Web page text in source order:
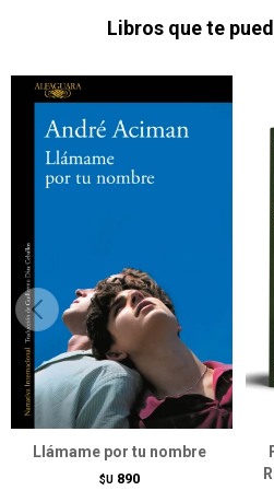
Libros que te
Llámame por tu nombre
$U 890